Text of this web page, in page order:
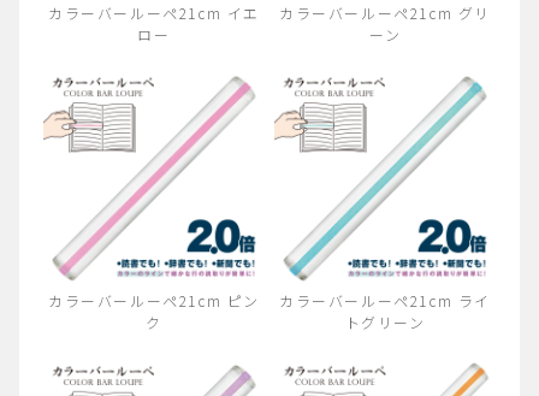
カラーバールーペ21cm イエ
ロー
カラーバールーペ21cm グリ
ーン
カラーバールーペ21cm ピン
ク
カラーバールーペ21cm ライ
トグリーン